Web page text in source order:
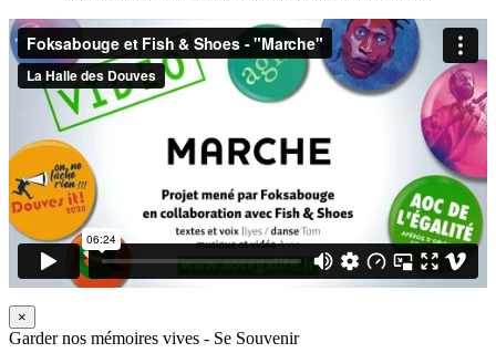
×
Garder nos mémoires vives - Se Souvenir